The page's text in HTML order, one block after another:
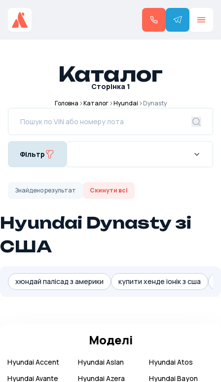
Каталог
Сторінка 1
Головна Каталог Hyundai Dynasty
Фільтр
Знайденорезультат Скинути всі
Hyundai Dynasty зі
США
хюндай палісад з америки купити хенде іонік з сша
Моделі
Hyundai Accent Hyundai Aslan Hyundai Atos
Hyundai Avante Hyundai Azera Hyundai Bayon